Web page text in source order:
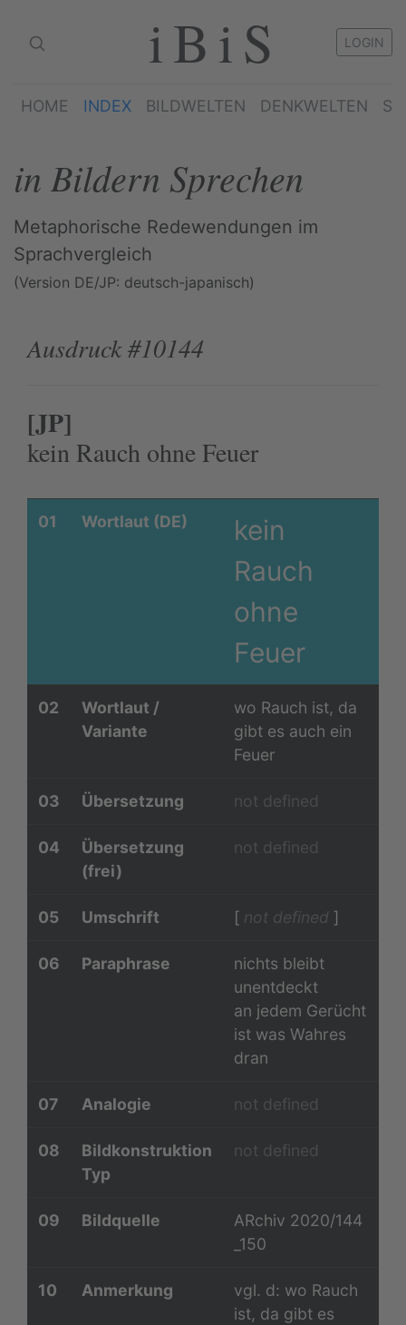
iBiS LOGIN
HOME INDEX BILDWELTEN DENKWELTEN
in Bildern Sprechen
Metaphorische Redewendungen im
Sprachvergleich
(Version DE/JP: deutsch-japanisch)
Ausdruck #10144
[JP]
kein Rauch ohne Feuer
01 Wortlaut (DE)
kein
Rauch
ohne
Feuer
02
Wortlaut /
Variante
wo Rauch ist, da
gibt es auch ein
Feuer
03 Übersetzung not defined
04
Übersetzung
(frei)
not defined
05 Umschrift [ not defined ]
06 Paraphrase
nichts bleibt
unentdeckt
an jedem Gerücht
ist was Wahres
dran
07 Analogie not defined
08
Bildkonstruktion
Typ
not defined
09 Bildquelle
ARchiv 2020/144
_150
10 Anmerkung
vgl. d: wo Rauch
ist, da gibt es